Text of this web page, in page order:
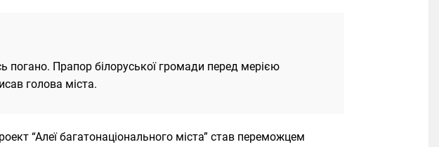
погано. Прапор білоруської громади перед мерією
голова міста.
“Алеї багатонаціонального міста” став переможцем